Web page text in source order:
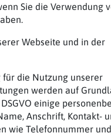
Sie die Verwendung
Webseite und in der
für die Nutzung unserer
werden auf
einige
Anschrift, Kontakt-
wie Telefonnummer